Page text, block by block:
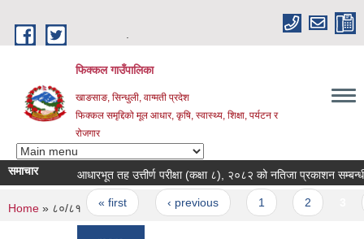
फिक्कल गाउँपालिका
खाङसाङ, सिन्धुली, वाग्मती प्रदेश
फिक्कल समृद्दिको मूल आधार, कृषि, स्वास्थ्य, शिक्षा, पर्यटन र
रोजगार
समाचार आधारभूत तह उत्तीर्ण परीक्षा (कक्षा ८), २०८२ को नतिजा प्रकाशन सम्बन्धी
Pages
« first ‹ previous 3
You are here
Home » ८०/८१